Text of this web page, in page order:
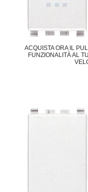
ACQUISTA ORA IL
FUNZIONALITÀ AL